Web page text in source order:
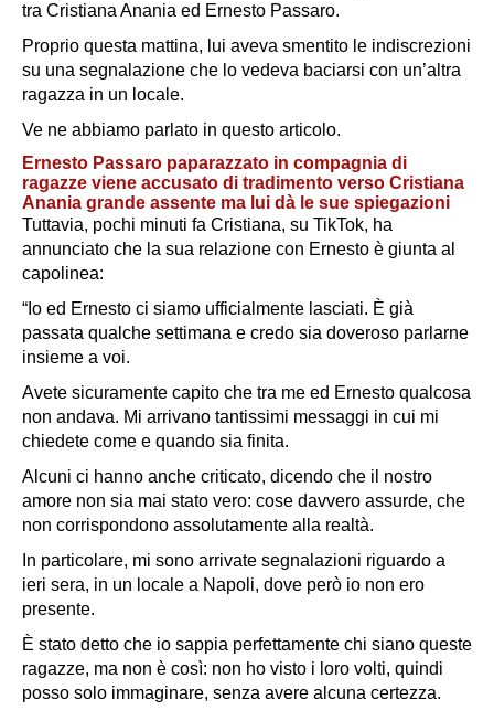
tra Cristiana Anania ed Ernesto Passaro.
Proprio questa mattina, lui aveva smentito le indiscrezioni
su una segnalazione che lo vedeva baciarsi con un’altra
ragazza in un locale.
Ve ne abbiamo parlato in questo articolo.
Ernesto Passaro paparazzato in compagnia di
ragazze viene accusato di tradimento verso Cristiana
Anania grande assente ma lui dà le sue spiegazioni
Tuttavia, pochi minuti fa Cristiana, su TikTok, ha
annunciato che la sua relazione con Ernesto è giunta al
capolinea:
“Io ed Ernesto ci siamo ufficialmente lasciati. È già
passata qualche settimana e credo sia doveroso parlarne
insieme a voi.
Avete sicuramente capito che tra me ed Ernesto qualcosa
non andava. Mi arrivano tantissimi messaggi in cui mi
chiedete come e quando sia finita.
Alcuni ci hanno anche criticato, dicendo che il nostro
amore non sia mai stato vero: cose davvero assurde, che
non corrispondono assolutamente alla realtà.
In particolare, mi sono arrivate segnalazioni riguardo a
ieri sera, in un locale a Napoli, dove però io non ero
presente.
È stato detto che io sappia perfettamente chi siano queste
ragazze, ma non è così: non ho visto i loro volti, quindi
posso solo immaginare, senza avere alcuna certezza.